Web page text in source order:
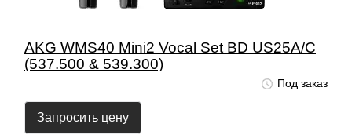
AKG WMS40 Mini2 Vocal Set BD US25A/C
(537.500 & 539.300)
Под заказ
Запросить цену